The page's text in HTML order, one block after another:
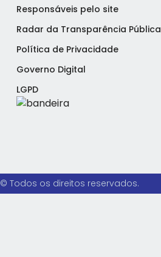
Responsáveis pelo site
Radar da Transparência Pública
Política de Privacidade
Governo Digital
LGPD
© Todos os direitos reservados.